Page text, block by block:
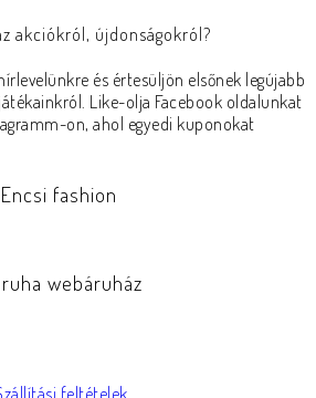
akciókról, újdonságokról?
és értesüljön elsőnek legújabb
Like-olja Facebook oldalunkat
on, ahol egyedi kuponokat
fashion
webáruház
feltételek